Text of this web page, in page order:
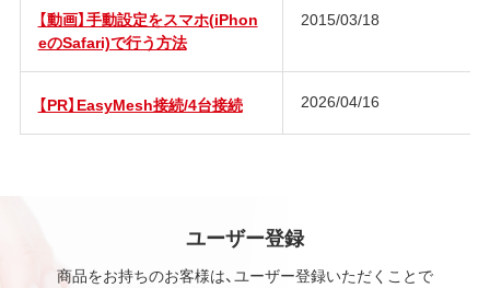
【動画】手動設定をスマホ(iPhon
eのSafari)で行う方法
2015/03/18
【PR】EasyMesh接続/4台接続 2026/04/16
ユーザー登録
商品をお持ちのお客様は、ユーザー登録いただくことで